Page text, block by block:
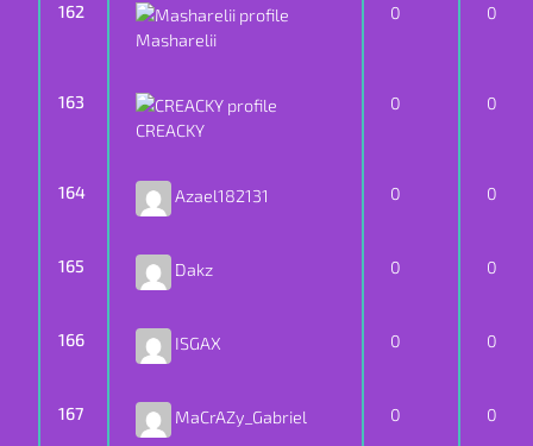
162
Masharelii
0 0
163
CREACKY
0 0
164 Azael182131 0 0
165 Dakz 0 0
166 ISGAX 0 0
167 MaCrAZy_Gabriel 0 0